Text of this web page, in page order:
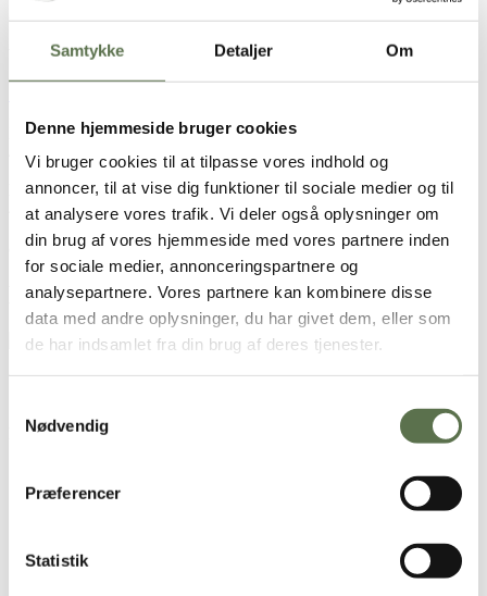
Samtykke Detaljer Om
Denne hjemmeside bruger cookies
Vi bruger cookies til at tilpasse vores indhold og
annoncer, til at vise dig funktioner til sociale medier og til
at analysere vores trafik. Vi deler også oplysninger om
din brug af vores hjemmeside med vores partnere inden
for sociale medier, annonceringspartnere og
analysepartnere. Vores partnere kan kombinere disse
data med andre oplysninger, du har givet dem, eller som
de har indsamlet fra din brug af deres tjenester.
Nødvendig
Præferencer
Statistik
6 stk
Vandbakkelser
Knsp. salt
4 æg
Fyld
4 dl fløde
1-2 tsk. vaniljesukker
ca. 350 g friske hindbær
Brugt i opskriften
Dansk Hvedemel
Fastelavnsboller vandbakkelser
bulderkoger.
Fortsæt med at piske i 5 minutter mens der fortsat er varme på